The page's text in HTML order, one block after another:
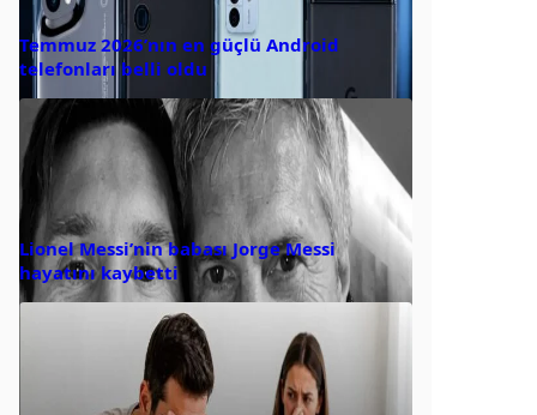
Temmuz 2026’nın en güçlü Android
telefonları belli oldu
Lionel Messi’nin babası Jorge Messi
hayatını kaybetti